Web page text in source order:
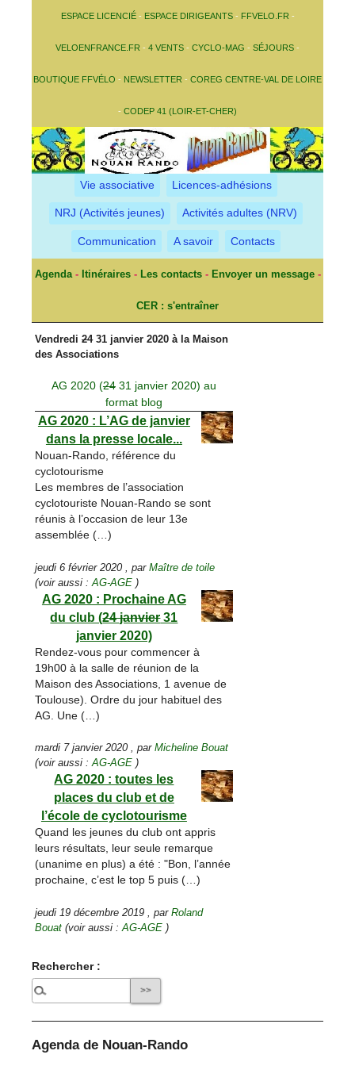
ESPACE LICENCIÉ- ESPACE DIRIGEANTS- FFVELO.FR -
VELOENFRANCE.FR - 4 VENTS - CYCLO-MAG - SÉJOURS -
BOUTIQUE FFVÉLO - NEWSLETTER - COREG CENTRE-VAL DE LOIRE
- CODEP 41 (LOIR-ET-CHER)
Vie associative Licences-adhésions
NRJ (Activités jeunes) Activités adultes (NRV)
Communication A savoir Contacts
Agenda- Itinéraires- Les contacts- Envoyer un message-
CER : s'entraîner
Vendredi2431 janvier 2020 à la Maison
des Associations
AG 2020 (2431 janvier 2020) au
format blog
AG 2020 : L’AG de janvier
dans la presse locale...
Nouan-Rando, référence du
cyclotourisme
Les membres de l’association
cyclotouriste Nouan-Rando se sont
réunis à l’occasion de leur 13e
assemblée (…)
jeudi 6 février 2020 ,parMaître de toile
(voir aussi :AG-AGE )
AG 2020 : Prochaine AG
du club (24 janvier31
janvier 2020)
Rendez-vous pour commencer à
19h00 à la salle de réunion de la
Maison des Associations, 1 avenue de
Toulouse). Ordre du jour habituel des
AG. Une (…)
mardi 7 janvier 2020 ,parMicheline Bouat
(voir aussi :AG-AGE )
AG 2020 : toutes les
places du club et de
l’école de cyclotourisme
Quand les jeunes du club ont appris
leurs résultats, leur seule remarque
(unanime en plus) a été : "Bon, l’année
prochaine, c’est le top 5 puis (…)
jeudi 19 décembre 2019 ,parRoland
Bouat (voir aussi :AG-AGE )
Rechercher :
Agenda de Nouan-Rando